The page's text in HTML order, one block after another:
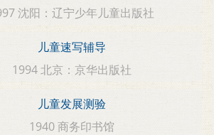
沈阳：辽宁少年儿童出版社
儿童速写辅导
1994 北京：京华出版社
儿童发展测验
1940 商务印书馆